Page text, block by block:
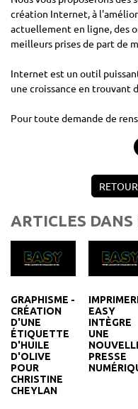
création Internet, à
actuellement en ligne, des
meilleurs prises de part de
Internet est un outil
une croissance en trouvant
Pour toute demande de
ARTICLES
GRAPHISME -
CRÉATION
D'UNE
ÉTIQUETTE
D'HUILE
D'OLIVE
POUR
CHRISTINE
CHEYLAN
EASY
INTÈGRE
UNE
PRESSE